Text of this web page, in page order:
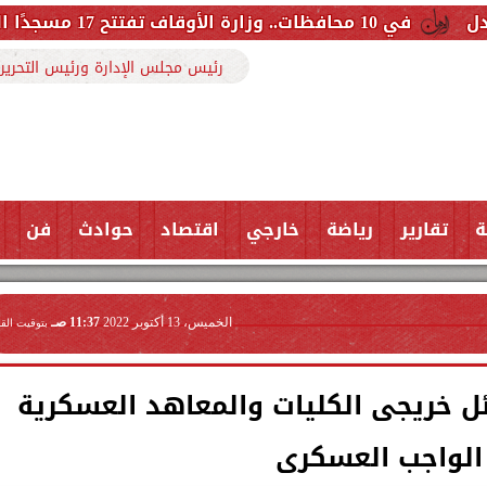
رئيس مجلس الإدارة ورئيس التحرير
تقارير رياضة خارجي اقتصاد حوادث فن
الخميس، 13 أكتوبر 2022 11:37 صـ بتوقيت
خريجى الكليات والمعاهد العسكرية
العسكرى